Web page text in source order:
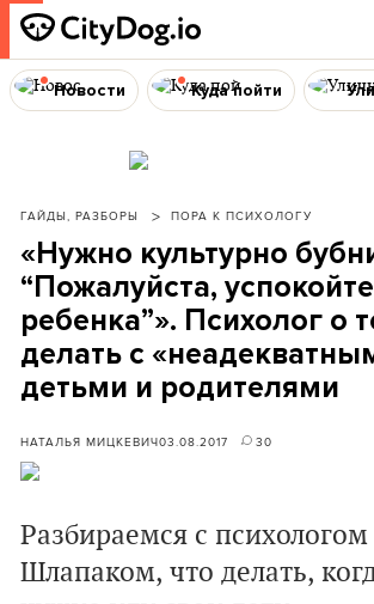
Новости Куда пойти
ГАЙДЫ, РАЗБОРЫ ПОРА К ПСИХОЛОГУ
«Нужно культурно
“Пожалуйста, успокойте
ребенка”». Психолог о
делать с
детьми и родителями
НАТАЛЬЯ МИЦКЕВИЧ03.08.2017 30
Разбираемся с
Шлапаком, что делать,